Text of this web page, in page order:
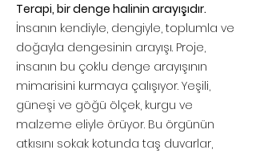
Terapi, bir denge halinin arayışıdır.
İnsanın kendiyle, dengiyle, toplumla ve
doğayla dengesinin arayışı. Proje,
insanın bu çoklu denge arayışının
mimarisini kurmaya çalışıyor. Yeşili,
güneşi ve göğü ölçek, kurgu ve
malzeme eliyle örüyor. Bu örgünün
atkısını sokak kotunda taş duvarlar,